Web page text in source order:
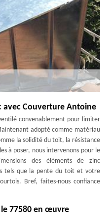
avec Couverture Antoine
convenablement pour limiter
adopté comme matériau
la solidité du toit, la résistance
à poser, nous intervenons pour le
des éléments de zinc
tels que la pente du toit et votre
Bref, faites-nous confiance
le 77580 en œuvre